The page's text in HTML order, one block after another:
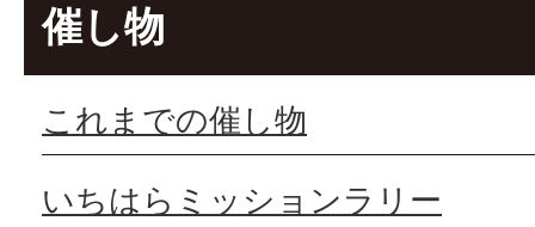
催し物
これまでの催し物
いちはらミッションラリー